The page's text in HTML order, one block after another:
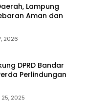
Lampung
Aman dan
2026
DPRD Bandar
Perlindungan
2025